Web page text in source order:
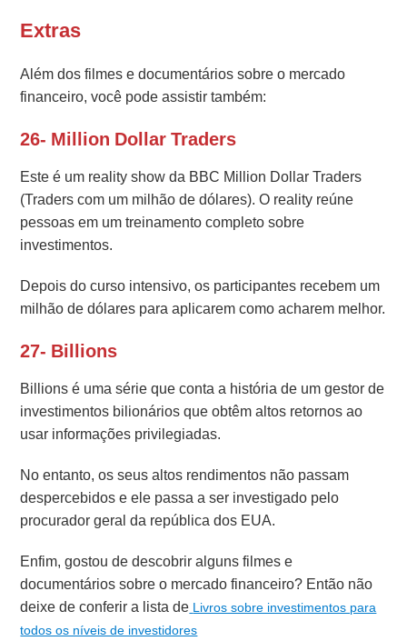
Extras
Além dos filmes e documentários sobre o mercado
financeiro, você pode assistir também:
26- Million Dollar Traders
Este é um reality show da BBC Million Dollar Traders
(Traders com um milhão de dólares). O reality reúne
pessoas em um treinamento completo sobre
investimentos.
Depois do curso intensivo, os participantes recebem um
milhão de dólares para aplicarem como acharem melhor.
27- Billions
Billions é uma série que conta a história de um gestor de
investimentos bilionários que obtêm altos retornos ao
usar informações privilegiadas.
No entanto, os seus altos rendimentos não passam
despercebidos e ele passa a ser investigado pelo
procurador geral da república dos EUA.
Enfim, gostou de descobrir alguns filmes e
documentários sobre o mercado financeiro? Então não
deixe de conferir a lista de Livros sobre investimentos para
todos os níveis de investidores